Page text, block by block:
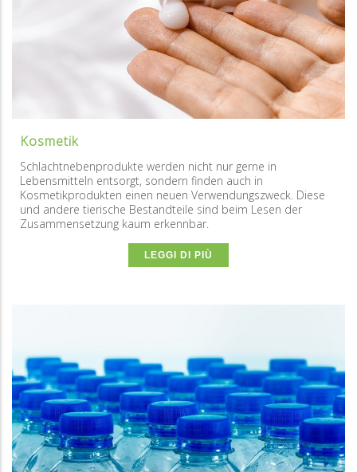
Kosmetik
Schlachtnebenprodukte werden nicht nur gerne in
Lebensmitteln entsorgt, sondern finden auch in
Kosmetikprodukten einen neuen Verwendungszweck. Diese
und andere tierische Bestandteile sind beim Lesen der
Zusammensetzung kaum erkennbar.
LEGGI DI PIÙ